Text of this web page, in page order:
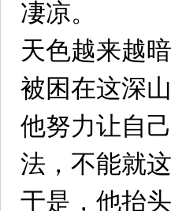
凄凉。
天色越来越
被困在这深
他努力让自
法，不能就
于是，他抬